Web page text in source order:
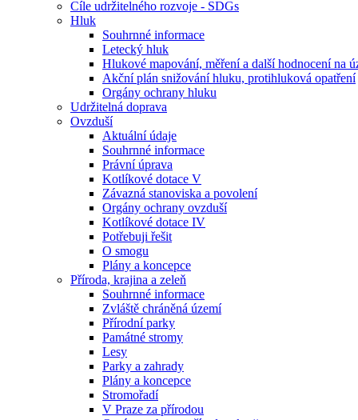
Cíle udržitelného rozvoje - SDGs
Hluk
Souhrnné informace
Letecký hluk
Hlukové mapování, měření a další hodnocení na
Akční plán snižování hluku, protihluková opatření
Orgány ochrany hluku
Udržitelná doprava
Ovzduší
Aktuální údaje
Souhrnné informace
Právní úprava
Kotlíkové dotace V
Závazná stanoviska a povolení
Orgány ochrany ovzduší
Kotlíkové dotace IV
Potřebuji řešit
O smogu
Plány a koncepce
Příroda, krajina a zeleň
Souhrnné informace
Zvláště chráněná území
Přírodní parky
Památné stromy
Lesy
Parky a zahrady
Plány a koncepce
Stromořadí
V Praze za přírodou